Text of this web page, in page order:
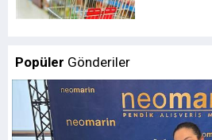
Popüler Gönderiler